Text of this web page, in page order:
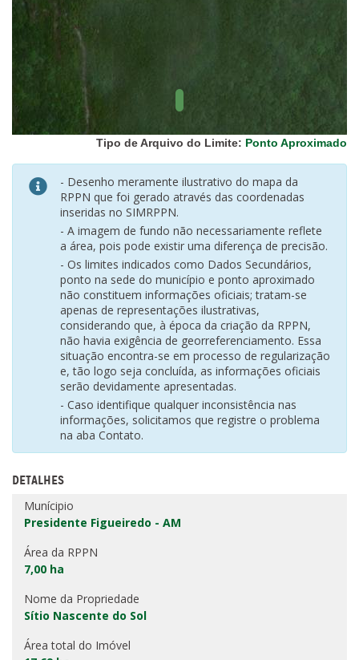
Vegetação
(IBGE)
Rodovias
(IBGE)
Relevo
(IBGE)
Tipo de Arquivo do Limite: Ponto Aproximado
- Desenho meramente ilustrativo do mapa da
RPPN que foi gerado através das coordenadas
inseridas no SIMRPPN.
- A imagem de fundo não necessariamente reflete
a área, pois pode existir uma diferença de precisão.
- Os limites indicados como Dados Secundários,
ponto na sede do município e ponto aproximado
não constituem informações oficiais; tratam-se
apenas de representações ilustrativas,
considerando que, à época da criação da RPPN,
não havia exigência de georreferenciamento. Essa
situação encontra-se em processo de regularização
e, tão logo seja concluída, as informações oficiais
serão devidamente apresentadas.
- Caso identifique qualquer inconsistência nas
informações, solicitamos que registre o problema
na aba Contato.
DETALHES
Munícipio
Presidente Figueiredo - AM
Área da RPPN
7,00 ha
Nome da Propriedade
Sítio Nascente do Sol
Área total do Imóvel